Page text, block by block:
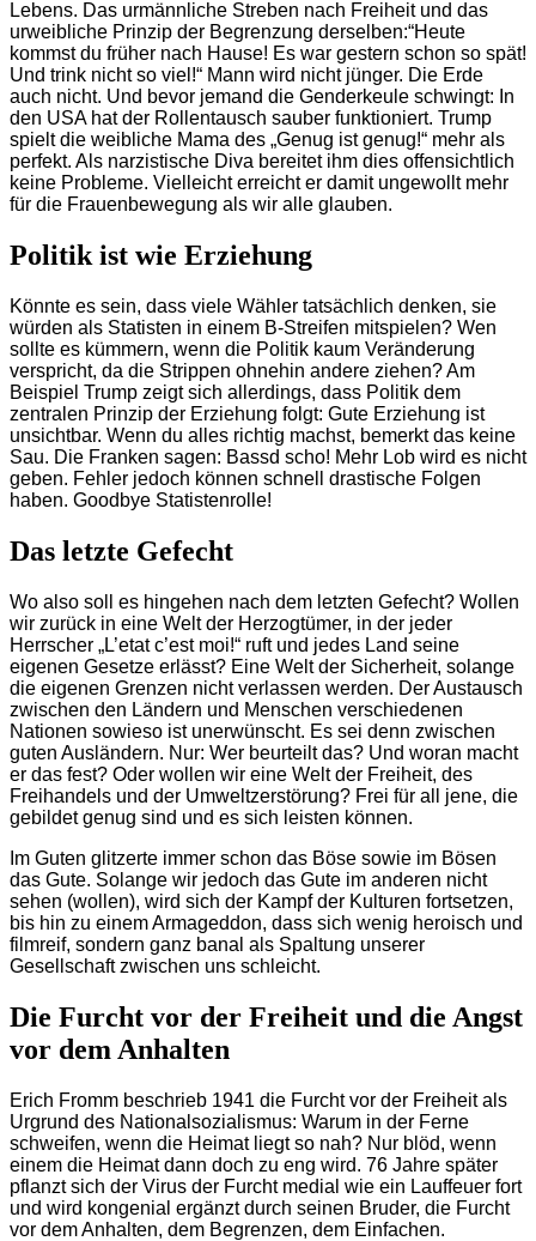
Lebens. Das urmännliche Streben nach Freiheit und das
urweibliche Prinzip der Begrenzung derselben:“Heute
kommst du früher nach Hause! Es war gestern schon so spät!
Und trink nicht so viel!“ Mann wird nicht jünger. Die Erde
auch nicht. Und bevor jemand die Genderkeule schwingt: In
den USA hat der Rollentausch sauber funktioniert. Trump
spielt die weibliche Mama des „Genug ist genug!“ mehr als
perfekt. Als narzistische Diva bereitet ihm dies offensichtlich
keine Probleme. Vielleicht erreicht er damit ungewollt mehr
für die Frauenbewegung als wir alle glauben.
Politik ist wie Erziehung
Könnte es sein, dass viele Wähler tatsächlich denken, sie
würden als Statisten in einem B-Streifen mitspielen? Wen
sollte es kümmern, wenn die Politik kaum Veränderung
verspricht, da die Strippen ohnehin andere ziehen? Am
Beispiel Trump zeigt sich allerdings, dass Politik dem
zentralen Prinzip der Erziehung folgt: Gute Erziehung ist
unsichtbar. Wenn du alles richtig machst, bemerkt das keine
Sau. Die Franken sagen: Bassd scho! Mehr Lob wird es nicht
geben. Fehler jedoch können schnell drastische Folgen
haben. Goodbye Statistenrolle!
Das letzte Gefecht
Wo also soll es hingehen nach dem letzten Gefecht? Wollen
wir zurück in eine Welt der Herzogtümer, in der jeder
Herrscher „L’etat c’est moi!“ ruft und jedes Land seine
eigenen Gesetze erlässt? Eine Welt der Sicherheit, solange
die eigenen Grenzen nicht verlassen werden. Der Austausch
zwischen den Ländern und Menschen verschiedenen
Nationen sowieso ist unerwünscht. Es sei denn zwischen
guten Ausländern. Nur: Wer beurteilt das? Und woran macht
er das fest? Oder wollen wir eine Welt der Freiheit, des
Freihandels und der Umweltzerstörung? Frei für all jene, die
gebildet genug sind und es sich leisten können.
Im Guten glitzerte immer schon das Böse sowie im Bösen
das Gute. Solange wir jedoch das Gute im anderen nicht
sehen (wollen), wird sich der Kampf der Kulturen fortsetzen,
bis hin zu einem Armageddon, dass sich wenig heroisch und
filmreif, sondern ganz banal als Spaltung unserer
Gesellschaft zwischen uns schleicht.
Die Furcht vor der Freiheit und die Angst
vor dem Anhalten
Erich Fromm beschrieb 1941 die Furcht vor der Freiheit als
Urgrund des Nationalsozialismus: Warum in der Ferne
schweifen, wenn die Heimat liegt so nah? Nur blöd, wenn
einem die Heimat dann doch zu eng wird. 76 Jahre später
pflanzt sich der Virus der Furcht medial wie ein Lauffeuer fort
und wird kongenial ergänzt durch seinen Bruder, die Furcht
vor dem Anhalten, dem Begrenzen, dem Einfachen.